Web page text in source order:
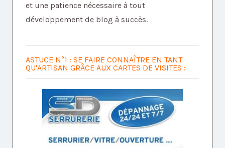
et une patience nécessaire à tout
développement de blog à succès.
ASTUCE N°1 : SE FAIRE CONNAÎTRE EN TANT
QU'ARTISAN GRÂCE AUX CARTES DE VISITES :